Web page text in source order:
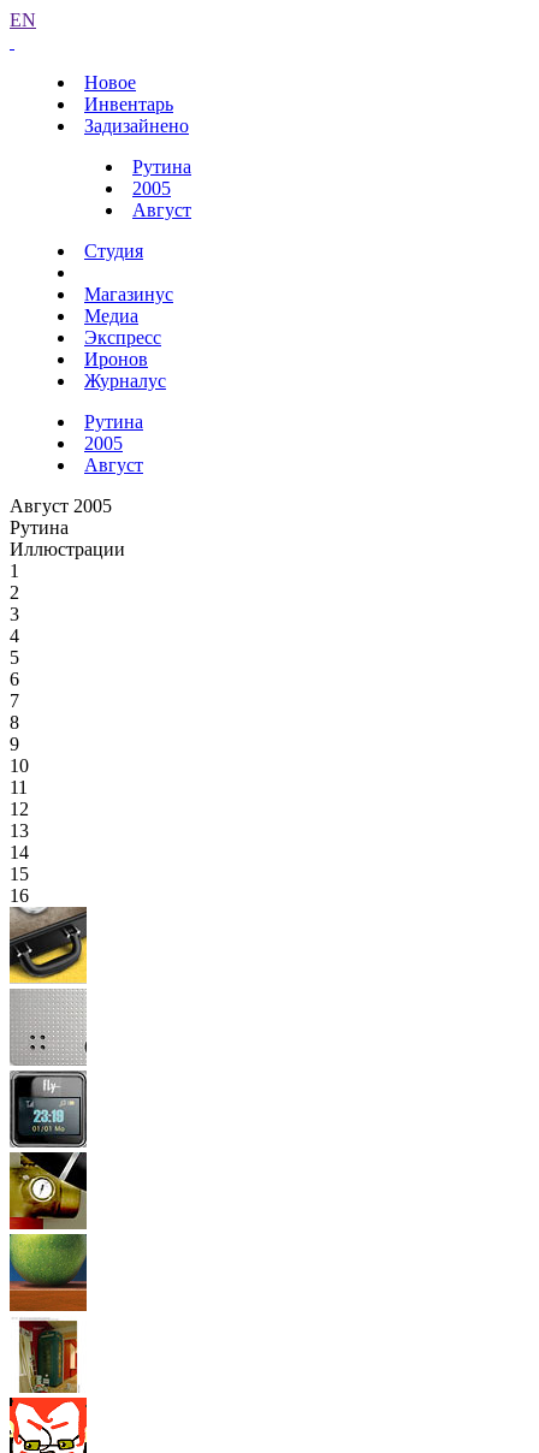
EN
Новое
Инвентарь
Задизайнено
Рутина
2005
Август
Студия
Магазинус
Медиа
Экспресс
Иронов
Журналус
Рутина
2005
Август
Август 2005
Рутина
Иллюстрации
1
2
3
4
5
6
7
8
9
10
11
12
13
14
15
16